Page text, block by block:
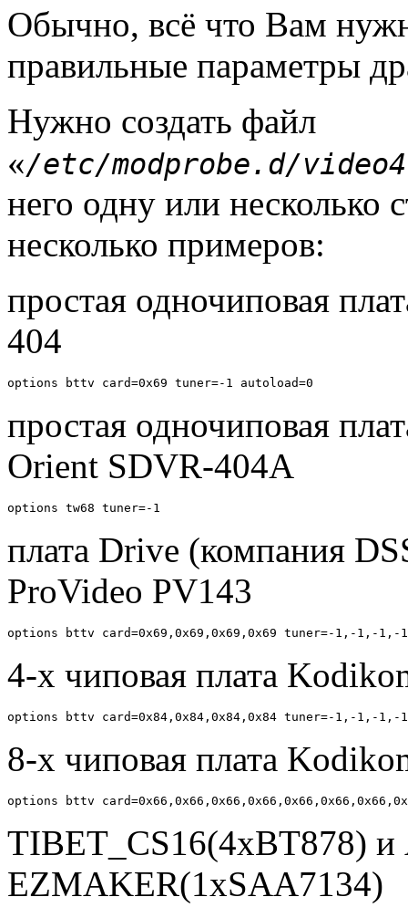
Обычно, всё что Вам
правильные параметры
Нужно создать файл
«/etc/modprobe.d/
него одну или несколько
несколько примеров:
простая одночиповая
404
простая одночиповая
Orient SDVR-404A
плата Drive (компания
ProVideo PV143
4-x чиповая плата
8-x чиповая плата
TIBET_CS16(4xBT878)
EZMAKER(1xSAA7134)